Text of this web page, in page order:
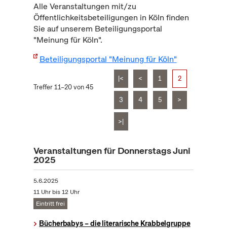
Alle Veranstaltungen mit/zu
Öffentlichkeitsbeteiligungen in Köln finden
Sie auf unserem Beteiligungsportal
"Meinung für Köln".
Beteiligungsportal "Meinung für Köln"
Treffer 11–20 von 45
|< < 1 2
3 4 5 >
>|
Veranstaltungen für Donnerstags Juni
2025
5.6.2025
11 Uhr bis 12 Uhr
Eintritt frei
Bücherbabys – die literarische Krabbelgruppe